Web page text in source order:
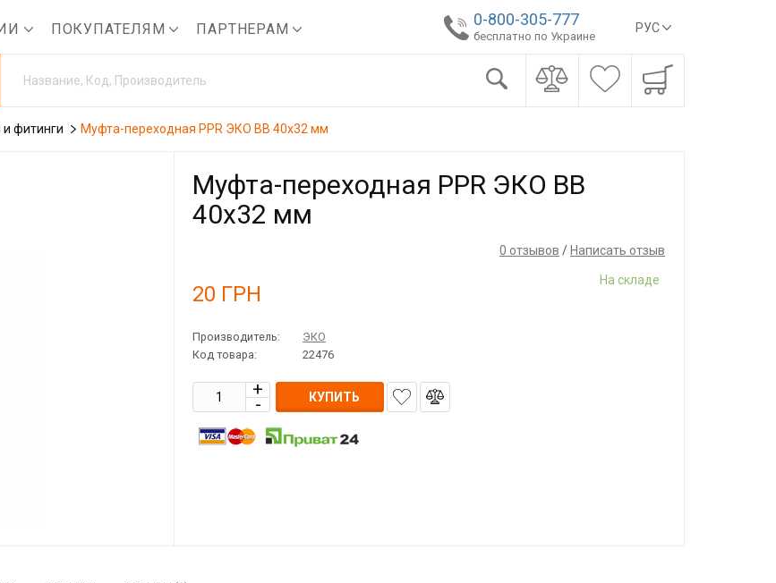
ПОКУПАТЕЛЯМ ПАРТНЕРАМ РУС
0-800-305-777
бесплатно по Украине
фитинги Муфта-переходная PPR ЭКО ВВ 40x32 мм
Муфта-переходная PPR ЭКО ВВ
40x32 мм
0 отзывов / Написать отзыв
20 ГРН
На складе
Производитель:
ЭКО
Код товара:
22476
КУПИТЬ